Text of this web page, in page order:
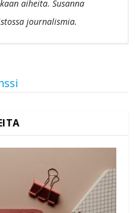
aiheita. Susanna
journalismia.